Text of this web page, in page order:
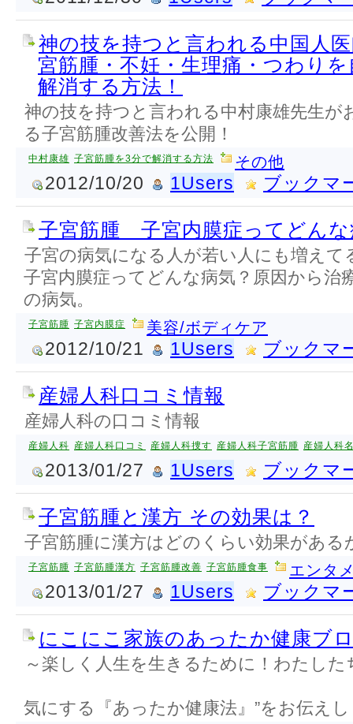
神の技を持つと言われる中国人
宮筋腫・不妊・生理痛・つわり
解消する方法！
神の技を持つと言われる中村康雄先生が
る子宮筋腫改善法を公開！
中村康雄 子宮筋腫を3分で解消する方法 その他
2012/10/20 1Users ブックマ
子宮筋腫 子宮内膜症ってどんな
子宮の病気になる人が若い人にも増えて
子宮内膜症ってどんな病気？原因から治
の病気。
子宮筋腫 子宮内膜症 美容/ボディケア
2012/10/21 1Users ブックマ
産婦人科口コミ情報
産婦人科の口コミ情報
産婦人科 産婦人科口コミ 産婦人科捜す 産婦人科子宮筋腫 産婦人科
2013/01/27 1Users ブックマ
子宮筋腫と漢方 その効果は？
子宮筋腫に漢方はどのくらい効果がある
子宮筋腫 子宮筋腫漢方 子宮筋腫改善 子宮筋腫食事 エンタ
2013/01/27 1Users ブックマ
にこにこ家族のあったか健康ブ
～楽しく人生を生きるために！わたし
気にする『あったか健康法』”をお伝え